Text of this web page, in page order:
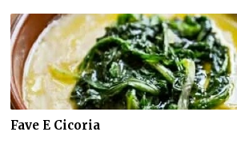
Fave E Cicoria